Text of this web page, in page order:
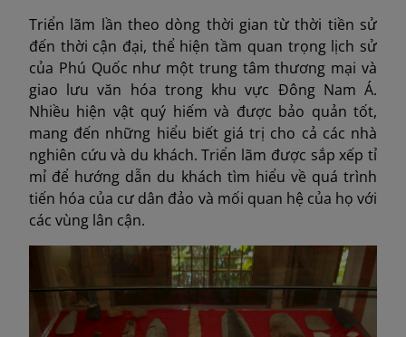
Triển lãm lần theo dòng thời gian từ thời tiền sử
đến thời cận đại, thể hiện tầm quan trọng lịch sử
của Phú Quốc như một trung tâm thương mại và
giao lưu văn hóa trong khu vực Đông Nam Á.
Nhiều hiện vật quý hiếm và được bảo quản tốt,
mang đến những hiểu biết giá trị cho cả các nhà
nghiên cứu và du khách. Triển lãm được sắp xếp tỉ
mỉ để hướng dẫn du khách tìm hiểu về quá trình
tiến hóa của cư dân đảo và mối quan hệ của họ với
các vùng lân cận.